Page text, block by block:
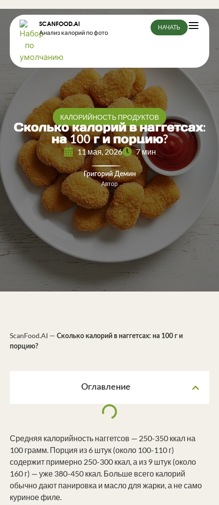
SCANFOOD.AI
Анализ калорий по фото
НАЧАТЬ
КАЛОРИЙНОСТЬ ПРОДУКТОВ
Сколько калорий в наггетсах:
на 100 г и порцию?
11 мая, 2026 7 мин
Григорий Демин
Автор
ScanFood.AI — Сколько калорий в наггетсах: на 100 г и
порцию?
Оглавление
Средняя калорийность наггетсов — 250-350 ккал на
100 грамм. Порция из 6 штук (около 100-110 г)
содержит примерно 250-300 ккал, а из 9 штук (около
160 г) — уже 380-450 ккал. Больше всего калорий
обычно дают панировка и масло для жарки, а не само
куриное филе.